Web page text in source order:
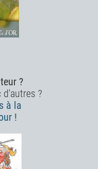
?
d'autres ?
à la
!